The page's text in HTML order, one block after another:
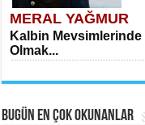
MERAL YAĞMUR
Kalbin Mevsimlerinde
Olmak...
BUGÜN EN ÇOK OKUNANLAR